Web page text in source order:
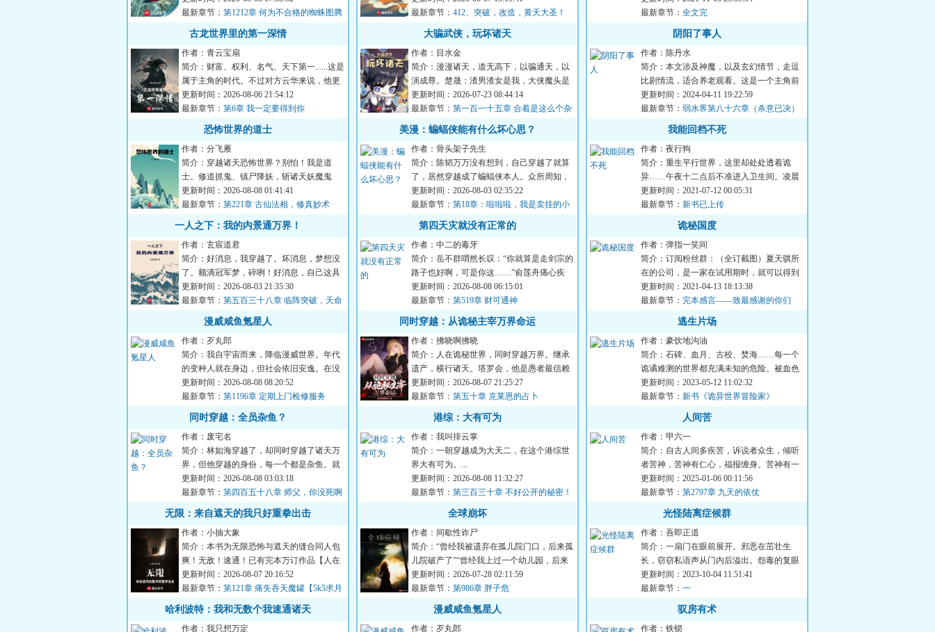
最新章节： 第1212章 何为不合格的蜘蛛图腾
古龙世界里的第一深情
作者：青云宝扇
简介：财富、权利、名气、天下第一......这是
属于主角的时代。不过对方云华来说，他更
喜欢坐看主角翻雨覆...
更新时间：2026-08-06 21:54:12
最新章节： 第6章 我一定要得到你
恐怖世界的道士
作者：分飞雁
简介：穿越诸天恐怖世界？别怕！我是道
士。修道抓鬼、镇尸降妖，斩诸天妖魔鬼
怪。炼丹符箓、仙神道果，修...
更新时间：2026-08-08 01:41:41
最新章节： 第221章 古仙法相，修真妙术
一人之下：我的内景通万界！
作者：玄宸道君
简介：好消息，我穿越了。坏消息，梦想没
了。额滴冠军梦，碎咧！好消息，自己这具
身体觉醒成为了异人。坏...
更新时间：2026-08-03 21:35:30
最新章节： 第五百三十八章 临阵突破，天命
之子的待遇
漫威咸鱼氪星人
作者：歹丸郎
简介：我自宇宙而来，降临漫威世界。年代
的变种人就在身边，但社会依旧安逸。在没
有外置大脑的协助下，我...
更新时间：2026-08-08 08:20:52
最新章节： 第1196章 定期上门检修服务
同时穿越：全员杂鱼？
作者：废宅名
简介：林如海穿越了，却同时穿越了诸天万
界，但他穿越的身份，每一个都是杂鱼。就
连同时穿越的金手指，也...
更新时间：2026-08-08 03:03:18
最新章节： 第四百五十八章 师父，你没死啊
无限：来自遮天的我只好重拳出击
作者：小抽大象
简介：本书为无限恐怖与遮天的缝合同人包
爽！无敌！速通！已有完本万订作品【人在
无限，开始速通】，请放...
更新时间：2026-08-07 20:16:52
最新章节： 第121章 痛失吞天魔罐【5k5求月
票】
哈利波特：我和无数个我速通诸天
作者：我只想万定
最新章节： 412、突破，改造，黄天大圣！
大骗武侠，玩坏诸天
作者：目水金
简介：漫漫诸天，道无高下，以骗通天，以
演成尊。楚晟：渣男渣女是我，大侠魔头是
我，纯情少侠骗得，貌美...
更新时间：2026-07-23 08:44:14
最新章节： 第一百一十五章 合着是这么个杂
糅了多重所知世界的鬼地方
美漫：蝙蝠侠能有什么坏心思？
作者：骨头架子先生
简介：陈韬万万没有想到，自己穿越了就算
了，居然穿越成了蝙蝠侠本人。众所周知，
蝙蝠侠聪明绝顶，智慧超...
更新时间：2026-08-03 02:35:22
最新章节： 第18章：啦啦啦，我是卖挂的小
行家
第四天灾就没有正常的
作者：中二的毒牙
简介：岳不群喟然长叹：“你就算是走剑宗的
路子也好啊，可是你这……”俞莲舟痛心疾
首：“早知道你会如此...
更新时间：2026-08-08 06:15:01
最新章节： 第519章 财可通神
同时穿越：从诡秘主宰万界命运
作者：拂晓啊拂晓
简介：人在诡秘世界，同时穿越万界。继承
遗产，横行诸天。塔罗会，他是愚者最信赖
的挚友。坐忘道，他是红...
更新时间：2026-08-07 21:25:27
最新章节： 第五十章 克莱恩的占卜
港综：大有可为
作者：我叫排云掌
简介：一朝穿越成为大天二，在这个港综世
界大有可为。...
更新时间：2026-08-08 11:32:27
最新章节： 第三百三十章 不好公开的秘密！
全球崩坏
作者：间歇性诈尸
简介：“曾经我被遗弃在孤儿院门口，后来孤
儿院破产了”“曾经我上过一个幼儿园，后来
这家幼儿园倒闭了”...
更新时间：2026-07-28 02:11:59
最新章节： 第986章 胖子危
漫威咸鱼氪星人
作者：歹丸郎
最新章节： 全文完
阴阳了事人
作者：陈丹水
简介：本文涉及神魔，以及玄幻情节，走逗
比剧情流，适合养老观看。这是一个主角前
期吊丝，后面经过各种事...
更新时间：2024-04-11 19:22:59
最新章节： 弱水界第八十六章（杀意已决）
（高我和心魔）
我能回档不死
作者：夜行狗
简介：重生平行世界，这里却处处透着诡
异……午夜十二点后不准进入卫生间。凌晨
两点准时响起敲门声。一个...
更新时间：2021-07-12 00:05:31
最新章节： 新书已上传
诡秘国度
作者：弹指一笑间
简介：订阅粉丝群：（全订截图）夏天骐所
在的公司，是一家在试用期时，就可以得到
月薪万，配送奥迪汽车，...
更新时间：2021-04-13 18:13:38
最新章节： 完本感言——致最感谢的你们
逃生片场
作者：豪饮地沟油
简介：石碑、血月、古校、焚海……每一个
诡谲难测的世界都充满未知的危险。被血色
漩涡卷入之人，唯有摒弃...
更新时间：2023-05-12 11:02:32
最新章节： 新书《诡异世界冒险家》
人间苦
作者：甲六一
简介：自古人间多疾苦，诉说者众生，倾听
者苦神，苦神有仁心，福报缠身。苦神有一
餐，坐地成神。...
更新时间：2025-01-06 00:11:56
最新章节： 第2797章 九天的依仗
光怪陆离症候群
作者：吾即正道
简介：一扇门在眼前展开。邪恶在茁壮生
长，窃窃私语声从门内后溢出。怨毒的复眼
一闪而逝，想要冲出的存在...
更新时间：2023-10-04 11:51:41
最新章节： 一
驭房有术
作者：铁锁